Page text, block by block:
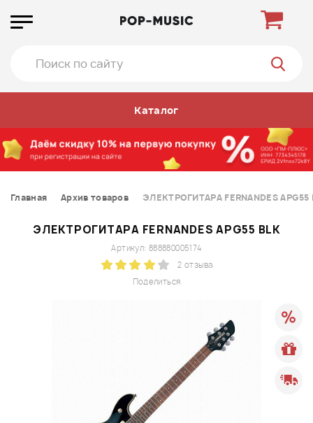
Каталог
Главная Архив товаров ЭЛЕКТРОГИТАРА FERNANDES APG55
ЭЛЕКТРОГИТАРА FERNANDES APG55 BLK
Поделиться
Артикул: 888880005174
2 отзыва